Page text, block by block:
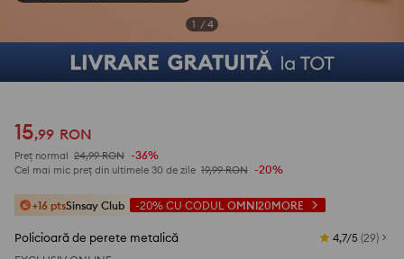
1 / 4
15,99 RON
Preț normal 24,99 RON -36%
Cel mai mic preț din ultimele 30 de zile 19,99 RON -20%
+16 ptsSinsay Club -20% CU CODUL OMNI20MORE
Policioară de perete metalică 4,7/5 (29)